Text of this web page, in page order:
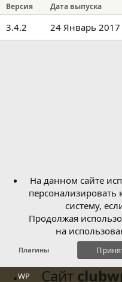
о
з
д
а
Версия Дата выпуска
3.4.2 24 Январь 2017
Плагины
WP
На данном сайте
персонализировать
систему,
Продолжая
на
Сайт